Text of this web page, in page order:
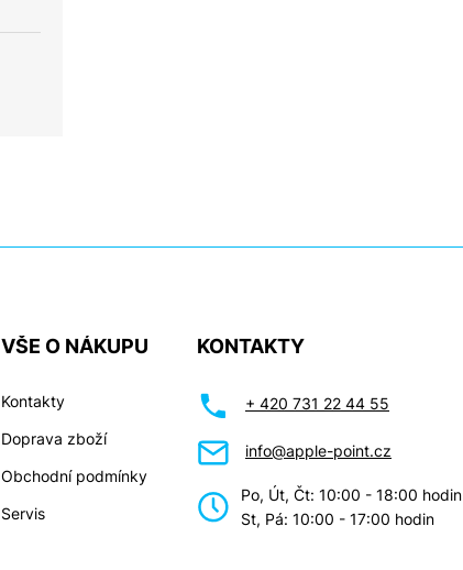
VŠE O NÁKUPU
Kontakty
Doprava zboží
Obchodní podmínky
Servis
KONTAKTY
+ 420 731 22 44 55
info@apple-point.cz
Po, Út, Čt: 10:00 - 18:00 hodin
St, Pá: 10:00 - 17:00 hodin